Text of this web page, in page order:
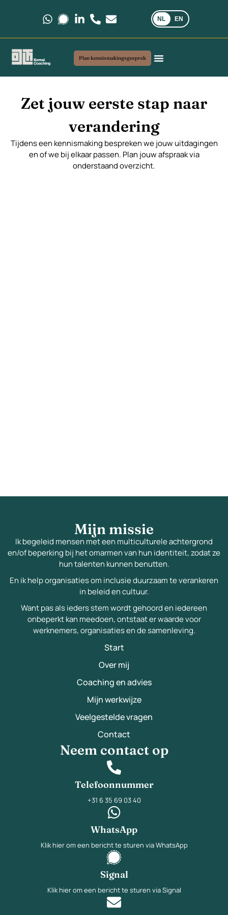
Stuur ons een bericht via WhatsApp.
Stuur ons een bericht via Signal.
Volg ons op LinkedIn.
Bel ons op +31 6 35 69 03 40
Stuur ons een e-mail via
NL EN
Plan kennismakingsgesprek
Zet jouw eerste stap naar
verandering
Tijdens een kennismaking bespreken we jouw uitdagingen
en of we bij elkaar passen. Plan jouw afspraak via
onderstaand overzicht.
Mijn missie
Ik begeleid mensen met een multiculturele achtergrond
en/of beperking bij het omarmen van hun identiteit, zodat ze
hun talenten kunnen benutten.
En ik help organisaties om inclusie duurzaam te verankeren
in beleid en cultuur.
Want pas als ieders stem wordt gehoord en iedereen
onbeperkt kan meedoen, ontstaat er waarde voor
werknemers, organisaties en de samenleving.
Start
Over mij
Coaching en advies
Mijn werkwijze
Veelgestelde vragen
Contact
Neem contact op
Telefoonnummer
+31 6 35 69 03 40
WhatsApp
Klik hier om een bericht te sturen via WhatsApp
Signal
Klik hier om een bericht te sturen via Signal